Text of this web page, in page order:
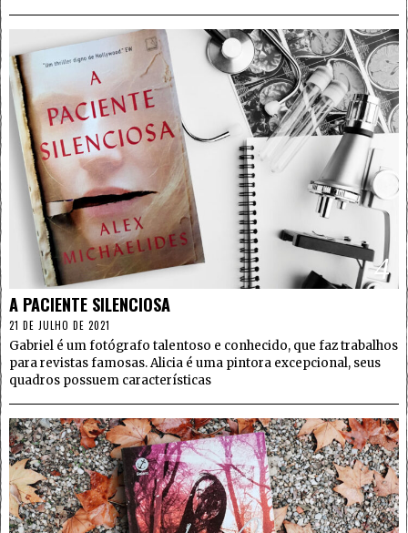
4
A PACIENTE SILENCIOSA
21 DE JULHO DE 2021
Gabriel é um fotógrafo talentoso e conhecido, que faz trabalhos
para revistas famosas. Alicia é uma pintora excepcional, seus
quadros possuem características